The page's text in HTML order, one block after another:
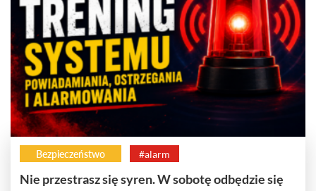
Bezpieczeństwo #alarm
Nie przestrasz się syren. W sobotę odbędzie się